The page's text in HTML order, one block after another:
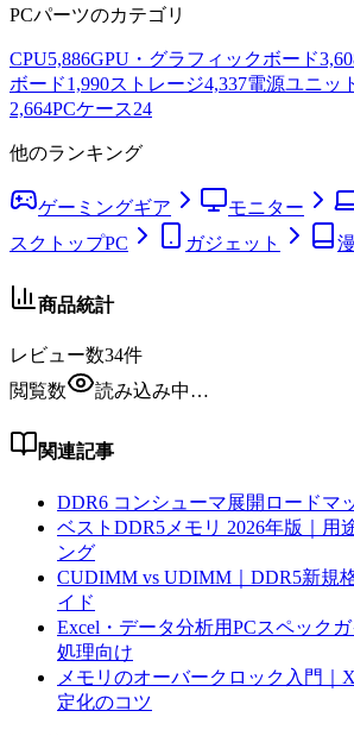
PCパーツのカテゴリ
CPU5,886GPU・グラフィックボード
ボード1,990ストレージ4,337電源ユニッ
2,664PCケース24
他のランキング
ゲーミングギア モニター
スクトップPC
ガジェット
商品統計
レビュー数34件
閲覧数
読み込み中…
関連記事
DDR6 コンシューマ展開ロードマ
ベストDDR5メモリ 2026年版｜用
ング
CUDIMM vs UDIMM｜DDR5新規
イド
Excel・データ分析用PCスペック
処理向け
メモリのオーバークロック入門｜
定化のコツ